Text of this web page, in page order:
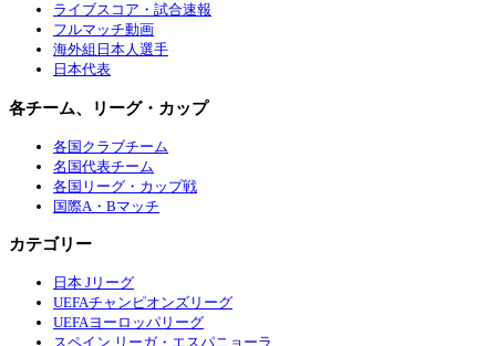
ライブスコア・試合速報
フルマッチ動画
海外組日本人選手
日本代表
各チーム、リーグ・カップ
各国クラブチーム
名国代表チーム
各国リーグ・カップ戦
国際A・Bマッチ
カテゴリー
日本 Jリーグ
UEFAチャンピオンズリーグ
UEFAヨーロッパリーグ
スペイン リーガ・エスパニョーラ